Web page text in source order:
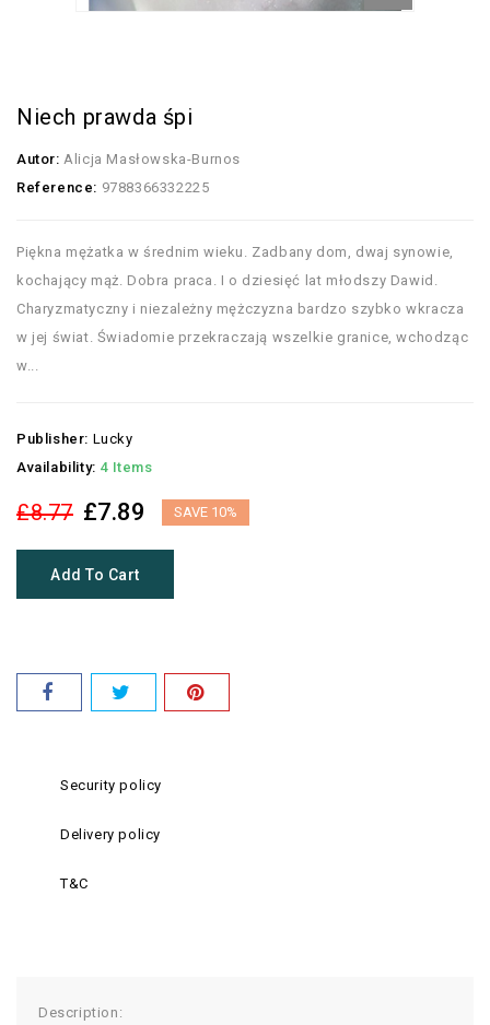
Niech prawda śpi
Autor: Alicja Masłowska-Burnos
Reference: 9788366332225
Piękna mężatka w średnim wieku. Zadbany dom, dwaj synowie,
kochający mąż. Dobra praca. I o dziesięć lat młodszy Dawid.
Charyzmatyczny i niezależny mężczyzna bardzo szybko wkracza
w jej świat. Świadomie przekraczają wszelkie granice, wchodząc
w...
Publisher: Lucky
Availability: 4 Items
£8.77 £7.89 SAVE 10%
Add To Cart
Security policy
Delivery policy
T&C
Description: